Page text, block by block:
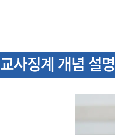
교사징계 개념 설명